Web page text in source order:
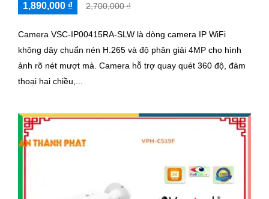
1,890,000 ₫ 2,700,000 ₫
Camera VSC-IP00415RA-SLW là dòng camera IP WiFi
không dây chuẩn nén H.265 và độ phân giải 4MP cho hình
ảnh rõ nét mượt mà. Camera hỗ trợ quay quét 360 độ, đàm
thoại hai chiều,...